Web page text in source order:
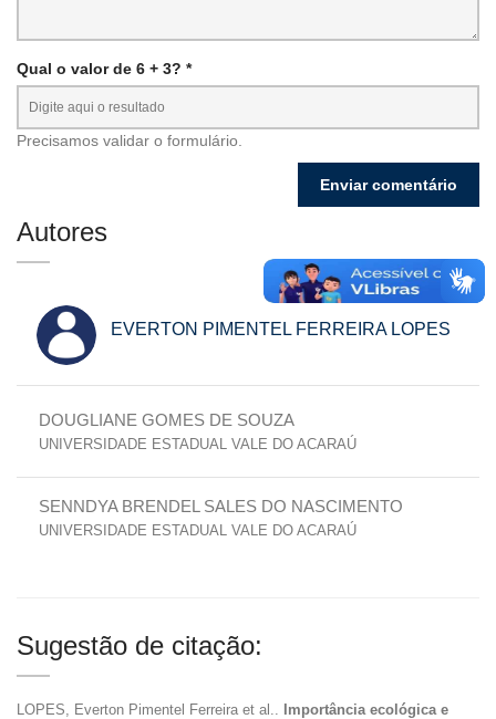
Qual o valor de 6 + 3? *
Precisamos validar o formulário.
Autores
EVERTON PIMENTEL FERREIRA LOPES
DOUGLIANE GOMES DE SOUZA
UNIVERSIDADE ESTADUAL VALE DO ACARAÚ
SENNDYA BRENDEL SALES DO NASCIMENTO
UNIVERSIDADE ESTADUAL VALE DO ACARAÚ
Sugestão de citação:
LOPES, Everton Pimentel Ferreira et al..
Importância ecológica e